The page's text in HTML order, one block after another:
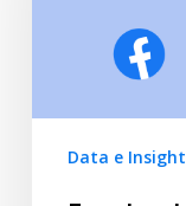
Data e